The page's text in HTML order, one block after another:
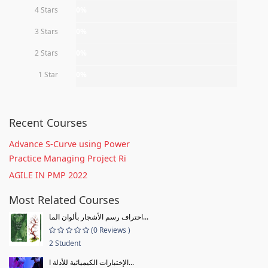
4 Stars
3 Stars
2 Stars
1 Star
Recent Courses
Advance S-Curve using Power
Practice Managing Project Ri
AGILE IN PMP 2022
Most Related Courses
احتراف رسم الأشجار بألوان الما...
(0 Reviews )
2 Student
الإختبارات الكيميائية للأدلة ا...